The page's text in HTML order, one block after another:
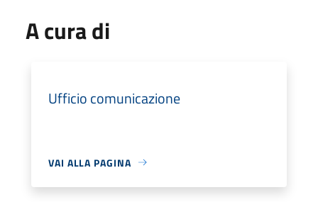
A cura di
Ufficio comunicazione
VAI ALLA PAGINA